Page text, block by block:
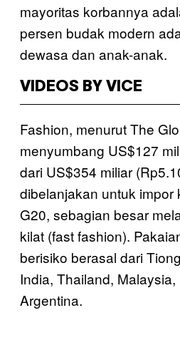
mayoritas korbannya
persen budak modern
dewasa dan anak-anak.
VIDEOS BY VICE
Fashion, menurut The
menyumbang US$127
dari US$354 miliar
dibelanjakan untuk impor
G20, sebagian besar
kilat (fast fashion).
berisiko berasal dari
India, Thailand, Malaysia,
Argentina.